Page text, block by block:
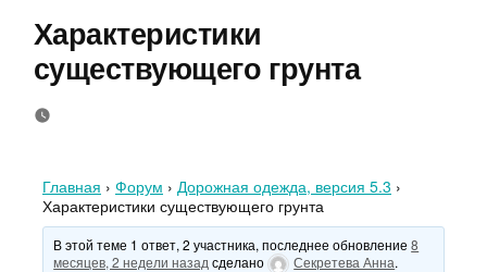
Характеристики
существующего грунта
Главная › Форум › Дорожная одежда, версия 5.3 ›
Характеристики существующего грунта
В этой теме 1 ответ, 2 участника, последнее обновление8
месяцев, 2 недели назад сделано Секретева Анна.